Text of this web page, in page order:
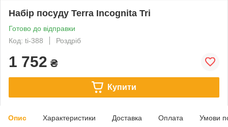
Набір посуду Terra Incognita Tri
Готово до відправки
Код: ti-388
Роздріб
1 752 ₴
Купити
Опис Характеристики Доставка Оплата Умови